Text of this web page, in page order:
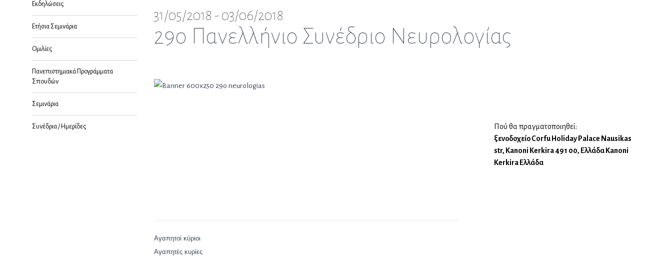
Εκδηλώσεις
Ετήσια Σεμινάρια
Ομιλίες
Πανεπιστημιακά Προγράμματα
Σπουδών
Σεμινάρια
Συνέδρια / Ημερίδες
31/05/2018 - 03/06/2018
29ο Πανελλήνιο Συνέδριο Νευρολογίας
Αγαπητοί κύριοι
Αγαπητές κυρίες
Πού θα πραγματοποιηθεί:
ξενοδοχείο Corfu Holiday Palace Nausikas
str, Kanoni Kerkira 491 00, Ελλάδα Kanoni
Kerkira Ελλάδα